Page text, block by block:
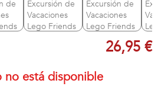
26,95 €
no está disponible